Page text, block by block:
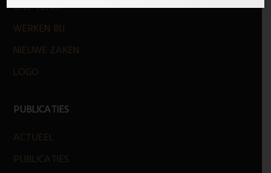
ONS TEAM
WERKEN BIJ
NIEUWE ZAKEN
LOGO
PUBLICATIES
ACTUEEL
PUBLICATIES